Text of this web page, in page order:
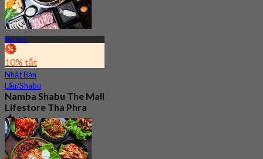
Tha Phra
10% tắt
Nhật Bản
Lẩu/Shabu
Namba Shabu The Mall
Lifestore Tha Phra
4.8
1.6K Đã đặt chỗ
Từ฿ 268